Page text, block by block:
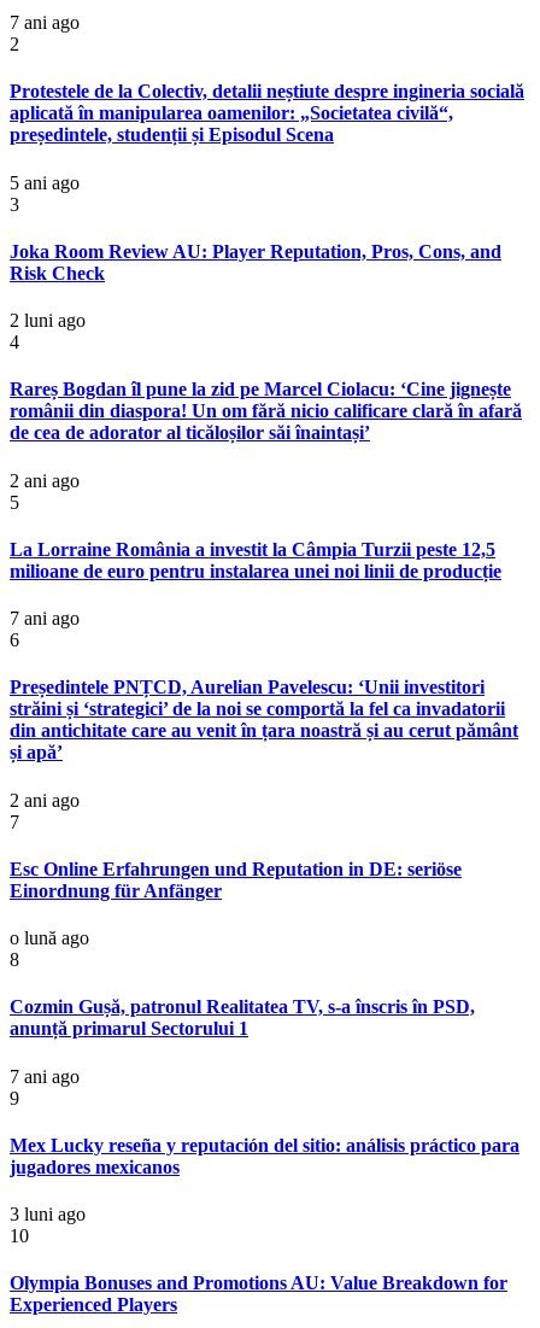
7 ani ago
2
Protestele de la Colectiv, detalii neștiute despre ingineria socială
aplicată în manipularea oamenilor: „Societatea civilă“,
președintele, studenții și Episodul Scena
5 ani ago
3
Joka Room Review AU: Player Reputation, Pros, Cons, and
Risk Check
2 luni ago
4
Rareș Bogdan îl pune la zid pe Marcel Ciolacu: ‘Cine jignește
românii din diaspora! Un om fără nicio calificare clară în afară
de cea de adorator al ticăloșilor săi înaintași’
2 ani ago
5
La Lorraine România a investit la Câmpia Turzii peste 12,5
milioane de euro pentru instalarea unei noi linii de producție
7 ani ago
6
Președintele PNȚCD, Aurelian Pavelescu: ‘Unii investitori
străini și ‘strategici’ de la noi se comportă la fel ca invadatorii
din antichitate care au venit în țara noastră și au cerut pământ
și apă’
2 ani ago
7
Esc Online Erfahrungen und Reputation in DE: seriöse
Einordnung für Anfänger
o lună ago
8
Cozmin Gușă, patronul Realitatea TV, s-a înscris în PSD,
anunță primarul Sectorului 1
7 ani ago
9
Mex Lucky reseña y reputación del sitio: análisis práctico para
jugadores mexicanos
3 luni ago
10
Olympia Bonuses and Promotions AU: Value Breakdown for
Experienced Players